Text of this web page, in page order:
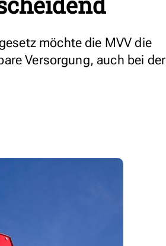
möchte die MVV die
Versorgung, auch bei der